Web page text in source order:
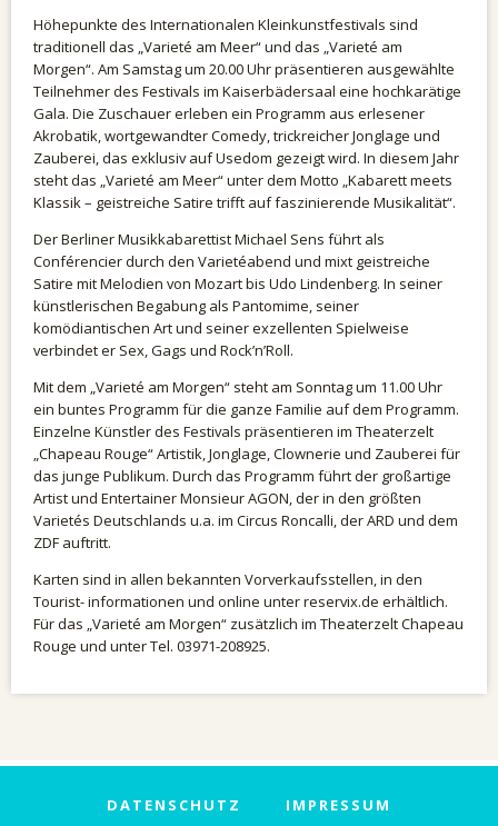
Höhepunkte des Internationalen Kleinkunstfestivals sind
traditionell das „Varieté am Meer“ und das „Varieté am
Morgen“. Am Samstag um 20.00 Uhr präsentieren ausgewählte
Teilnehmer des Festivals im Kaiserbädersaal eine hochkarätige
Gala. Die Zuschauer erleben ein Programm aus erlesener
Akrobatik, wortgewandter Comedy, trickreicher Jonglage und
Zauberei, das exklusiv auf Usedom gezeigt wird. In diesem Jahr
steht das „Varieté am Meer“ unter dem Motto „Kabarett meets
Klassik – geistreiche Satire trifft auf faszinierende Musikalität“.
Der Berliner Musikkabarettist Michael Sens führt als
Conférencier durch den Varietéabend und mixt geistreiche
Satire mit Melodien von Mozart bis Udo Lindenberg. In seiner
künstlerischen Begabung als Pantomime, seiner
komödiantischen Art und seiner exzellenten Spielweise
verbindet er Sex, Gags und Rock’n’Roll.
Mit dem „Varieté am Morgen“ steht am Sonntag um 11.00 Uhr
ein buntes Programm für die ganze Familie auf dem Programm.
Einzelne Künstler des Festivals präsentieren im Theaterzelt
„Chapeau Rouge“ Artistik, Jonglage, Clownerie und Zauberei für
das junge Publikum. Durch das Programm führt der großartige
Artist und Entertainer Monsieur AGON, der in den größten
Varietés Deutschlands u.a. im Circus Roncalli, der ARD und dem
ZDF auftritt.
Karten sind in allen bekannten Vorverkaufsstellen, in den
Tourist- informationen und online unter reservix.de erhältlich.
Für das „Varieté am Morgen“ zusätzlich im Theaterzelt Chapeau
Rouge und unter Tel. 03971-208925.
DATENSCHUTZ IMPRESSUM